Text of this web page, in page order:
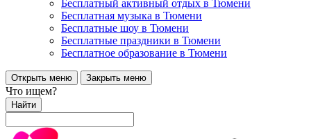
Бесплатный активный отдых в Тюмени
Бесплатная музыка в Тюмени
Бесплатные шоу в Тюмени
Бесплатные праздники в Тюмени
Бесплатное образование в Тюмени
Открыть меню Закрыть меню
Что ищем?
Найти